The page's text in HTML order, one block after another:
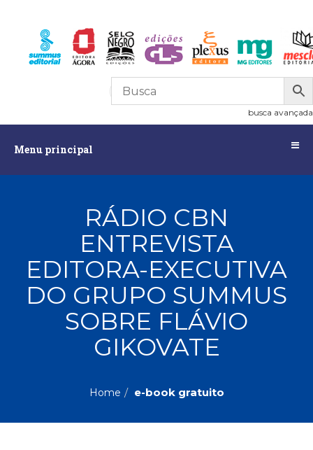
R$0,00
busca avançada
Menu principal
principalAssuntos
Administração,
Astrologia
(27)
Atualidades,
Política,
Direitos
Depoimentos,
PROMOÇÕES
MAIS
VENDIDOS
RÁDIO CBN
ENTREVISTA
EDITORA-EXECUTIVA
DO GRUPO SUMMUS
SOBRE FLÁVIO
GIKOVATE
Home e-book gratuito